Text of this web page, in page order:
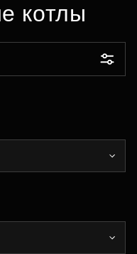
котлы